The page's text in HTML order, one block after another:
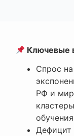
Ключевые
Спрос
РФ и
Дефицит